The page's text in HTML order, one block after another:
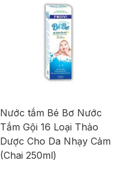
Nước tắm Bé Bơ Nước
Tắm Gội 16 Loại Thảo
Dược Cho Da Nhạy Cảm
(Chai 250ml)